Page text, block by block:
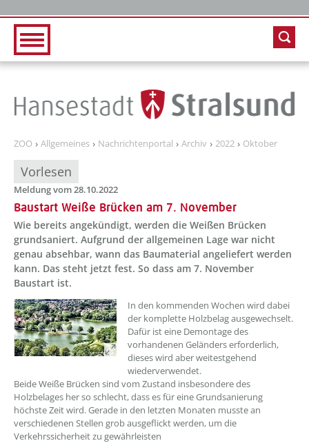
ZOO Allgemeines Nachrichtenportal Archiv 2022 Oktober
Vorlesen
Meldung vom 28.10.2022
Baustart Weiße Brücken am 7. November
Wie bereits angekündigt, werden die Weißen Brücken
grundsaniert. Aufgrund der allgemeinen Lage war nicht
genau absehbar, wann das Baumaterial angeliefert werden
kann. Das steht jetzt fest. So dass am 7. November
Baustart ist.
??? absaetzeOben[1]/titel ???
In den kommenden Wochen wird dabei
der komplette Holzbelag ausgewechselt.
Dafür ist eine Demontage des
vorhandenen Geländers erforderlich,
dieses wird aber weitestgehend
wiederverwendet.
Beide Weiße Brücken sind vom Zustand insbesondere des
Holzbelages her so schlecht, dass es für eine Grundsanierung
höchste Zeit wird. Gerade in den letzten Monaten musste an
verschiedenen Stellen grob ausgeflickt werden, um die
Verkehrssicherheit zu gewährleisten